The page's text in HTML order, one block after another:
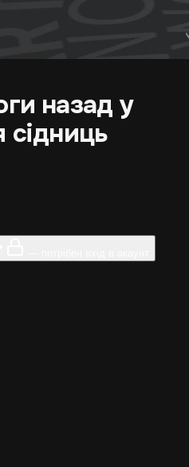
назад у
сідниць